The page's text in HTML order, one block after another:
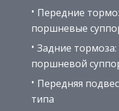
Передние
поршневые
Задние
поршневой
Передняя
типа